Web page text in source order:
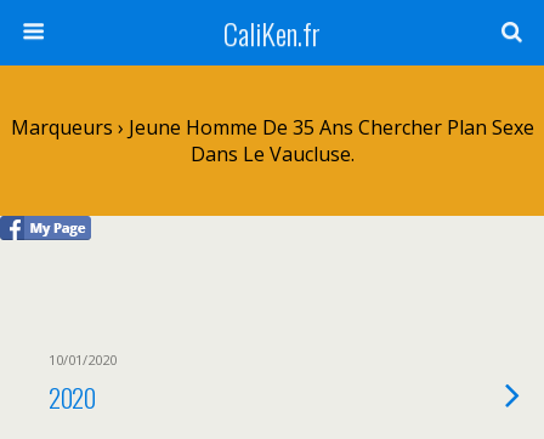
CaliKen.fr
Marqueurs › Jeune Homme De 35 Ans Chercher Plan Sexe
Dans Le Vaucluse.
10/01/2020
2020